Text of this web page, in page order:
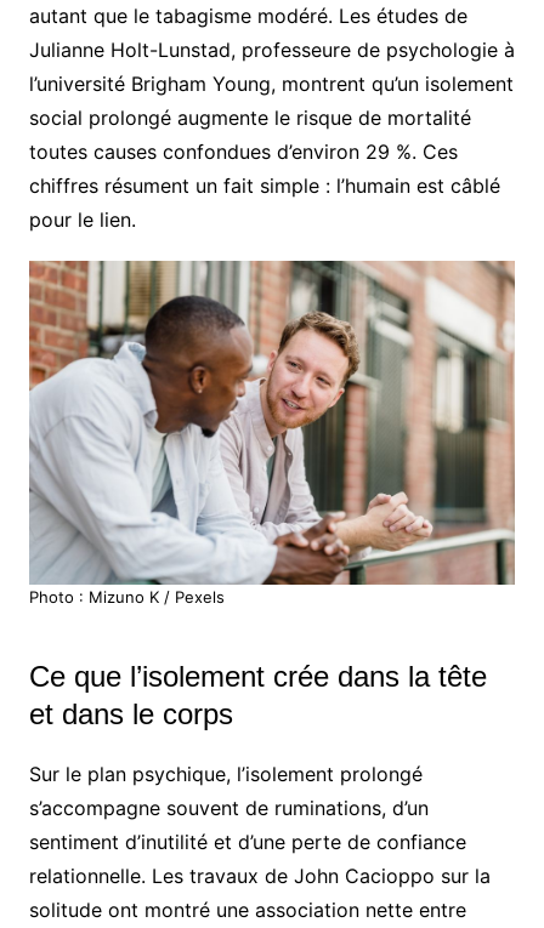
autant que le tabagisme modéré. Les études de
Julianne Holt-Lunstad, professeure de psychologie à
l’université Brigham Young, montrent qu’un isolement
social prolongé augmente le risque de mortalité
toutes causes confondues d’environ 29 %. Ces
chiffres résument un fait simple : l’humain est câblé
pour le lien.
Photo : Mizuno K / Pexels
Ce que l’isolement crée dans la tête
et dans le corps
Sur le plan psychique, l’isolement prolongé
s’accompagne souvent de ruminations, d’un
sentiment d’inutilité et d’une perte de confiance
relationnelle. Les travaux de John Cacioppo sur la
solitude ont montré une association nette entre